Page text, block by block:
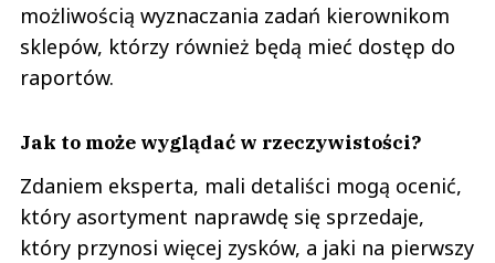
możliwością wyznaczania zadań kierownikom
sklepów, którzy również będą mieć dostęp do
raportów.
Jak to może wyglądać w rzeczywistości?
Zdaniem eksperta, mali detaliści mogą ocenić,
który asortyment naprawdę się sprzedaje,
który przynosi więcej zysków, a jaki na pierwszy